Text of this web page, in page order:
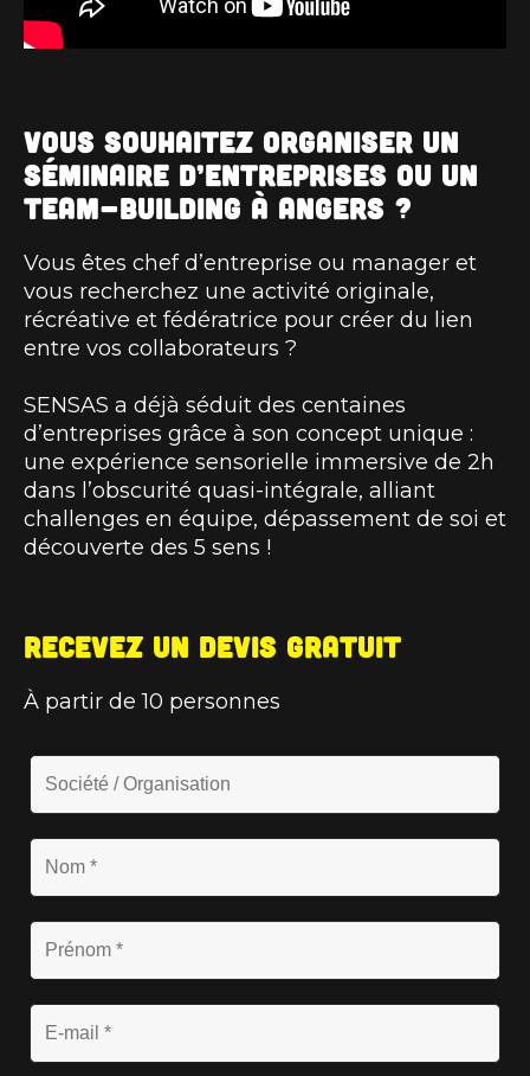
Vous souhaitez organiser un
séminaire d’entreprises ou un
team-building à Angers ?
Vous êtes chef d’entreprise ou manager et
vous recherchez une activité originale,
récréative et fédératrice pour créer du lien
entre vos collaborateurs ?
SENSAS a déjà séduit des centaines
d’entreprises grâce à son concept unique :
une expérience sensorielle immersive de 2h
dans l’obscurité quasi-intégrale, alliant
challenges en équipe, dépassement de soi et
découverte des 5 sens !
Recevez un devis gratuit
À partir de 10 personnes